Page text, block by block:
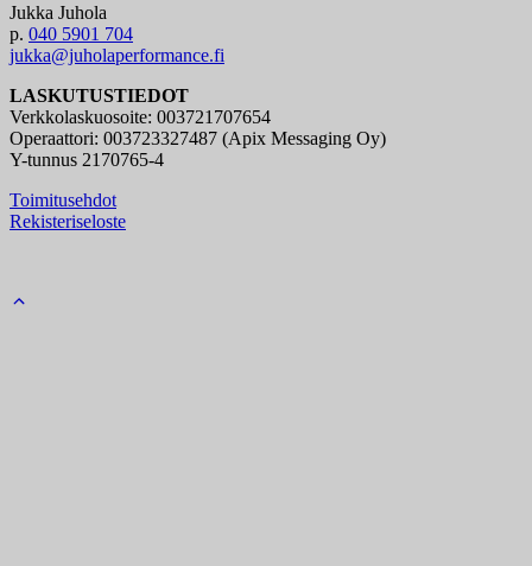
Jukka Juhola
p. 040 5901 704
jukka@juholaperformance.fi
LASKUTUSTIEDOT
Verkkolaskuosoite: 003721707654
Operaattori: 003723327487 (Apix Messaging Oy)
Y-tunnus 2170765-4
Toimitusehdot
Rekisteriseloste
Back